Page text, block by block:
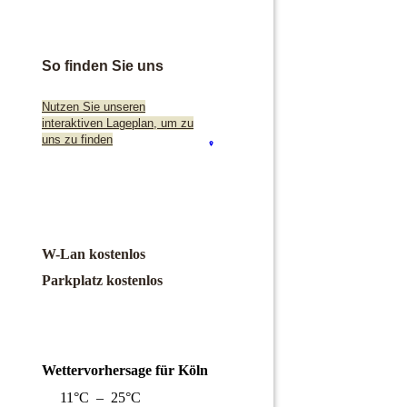
So finden Sie uns
Nutzen Sie unseren
interaktiven La­ge­plan, um zu
uns zu finden
W-Lan kostenlos
Parkplatz kostenlos
Wettervorhersage für Köln
11°C – 25°C